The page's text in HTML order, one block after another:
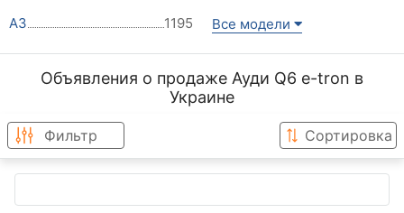
А3
1195 Все модели
Объявления о продаже Ауди Q6 e-tron в
Украине
Фильтр Сортировка